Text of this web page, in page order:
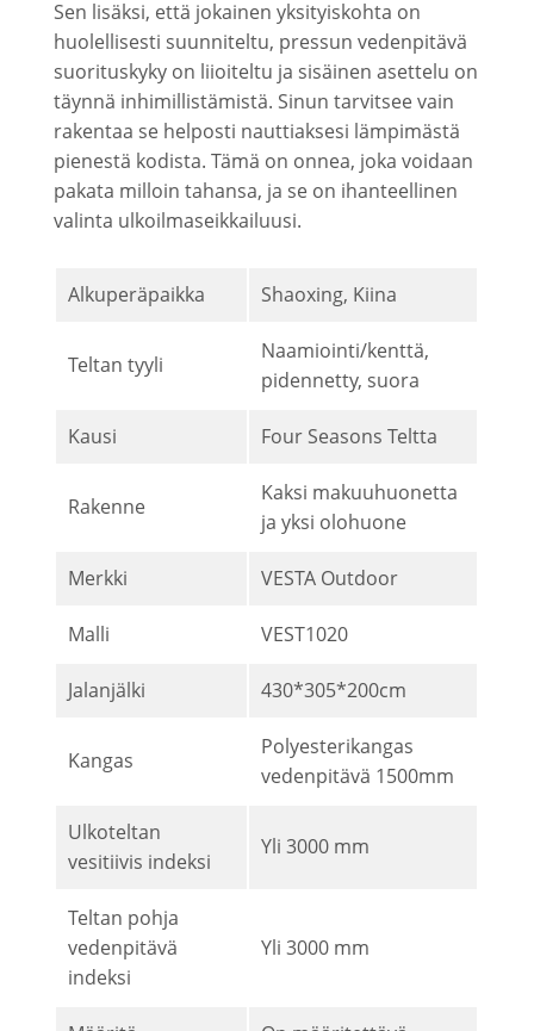
Sen lisäksi, että jokainen yksityiskohta on
huolellisesti suunniteltu, pressun vedenpitävä
suorituskyky on liioiteltu ja sisäinen asettelu on
täynnä inhimillistämistä. Sinun tarvitsee vain
rakentaa se helposti nauttiaksesi lämpimästä
pienestä kodista. Tämä on onnea, joka voidaan
pakata milloin tahansa, ja se on ihanteellinen
valinta ulkoilmaseikkailuusi.
Alkuperäpaikka Shaoxing, Kiina
Teltan tyyli
Naamiointi/kenttä,
pidennetty, suora
Kausi Four Seasons Teltta
Rakenne
Kaksi makuuhuonetta
ja yksi olohuone
Merkki VESTA Outdoor
Malli VEST1020
Jalanjälki 430*305*200cm
Kangas
Polyesterikangas
vedenpitävä 1500mm
Ulkoteltan
vesitiivis indeksi
Yli 3000 mm
Teltan pohja
vedenpitävä
indeksi
Yli 3000 mm